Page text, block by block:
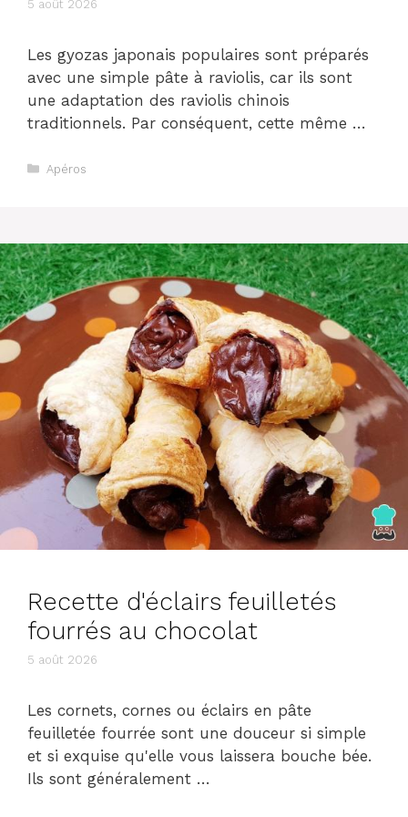
5 août 2026
Les gyozas japonais populaires sont préparés
avec une simple pâte à raviolis, car ils sont
une adaptation des raviolis chinois
traditionnels. Par conséquent, cette même …
Catégories
Apéros
Recette d'éclairs feuilletés
fourrés au chocolat
5 août 2026
Les cornets, cornes ou éclairs en pâte
feuilletée fourrée sont une douceur si simple
et si exquise qu'elle vous laissera bouche bée.
Ils sont généralement …